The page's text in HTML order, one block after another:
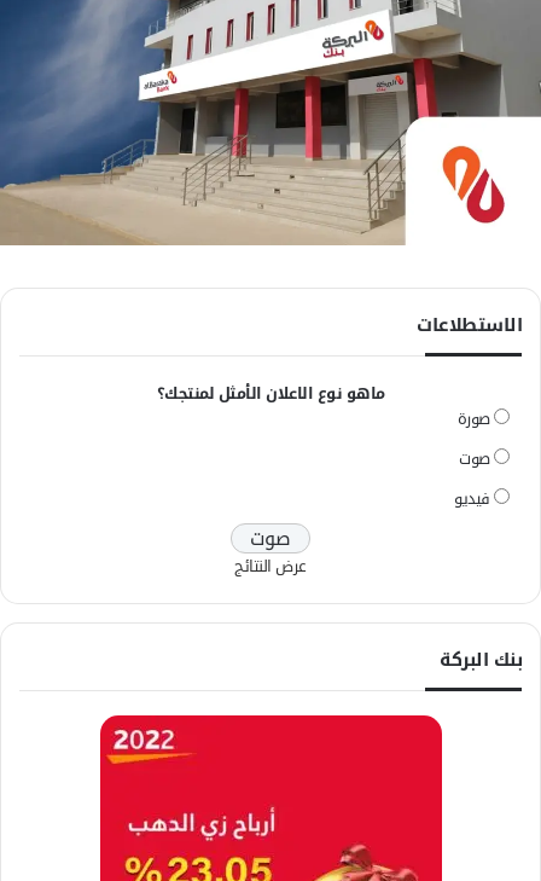
الاستطلاعات
ماهو نوع الاعلان الأمثل لمنتجك؟
صورة
صوت
فيديو
عرض النتائج
بنك البركة